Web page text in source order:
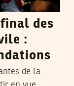
des
:
de la